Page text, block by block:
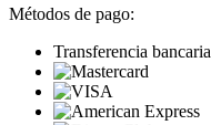
Métodos de pago:
Transferencia bancaria